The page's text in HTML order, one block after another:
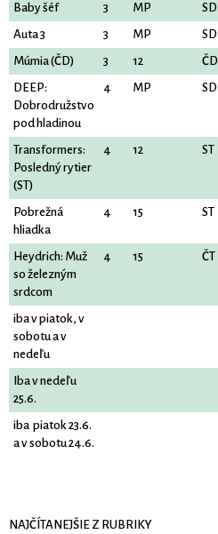
Baby šéf
3 MP SD
Auta 3
3 MP SD
Múmia (ČD)
3 12 ČD
DEEP:
Dobrodružstvo
pod hladinou
4 MP SD
Transformers:
Posledný rytier
(ST)
4 12 ST
Pobrežná
hliadka
4 15 ST
Heydrich: Muž
so železným
srdcom
4 15 ČT
iba v piatok, v
sobotu a v
nedeľu
Iba v nedeľu
25.6.
iba piatok 23.6.
a v sobotu 24.6.
NAJČÍTANEJŠIE Z RUBRIKY